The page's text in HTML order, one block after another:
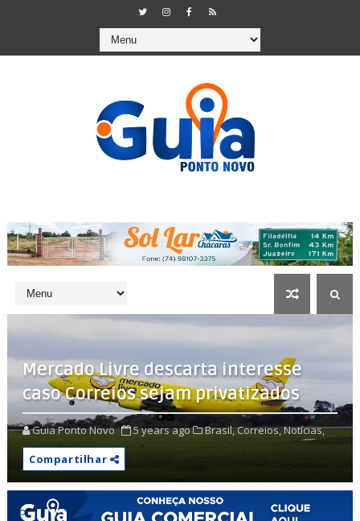
Mercado Livre descarta interesse
caso Correios sejam privatizados
Guia Ponto Novo 5 years ago Brasil,Correios,Notícias,
Compartilhar